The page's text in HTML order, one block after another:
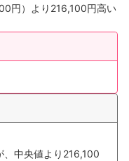
円）より216,100円高い
、中央値より216,100